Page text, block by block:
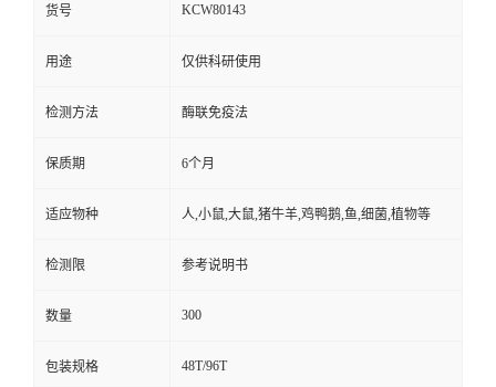
货号 KCW80143
用途 仅供科研使用
检测方法 酶联免疫法
保质期 6个月
适应物种 人,小鼠,大鼠,猪牛羊,鸡鸭鹅,鱼,细菌,植物等
检测限 参考说明书
数量 300
包装规格 48T/96T